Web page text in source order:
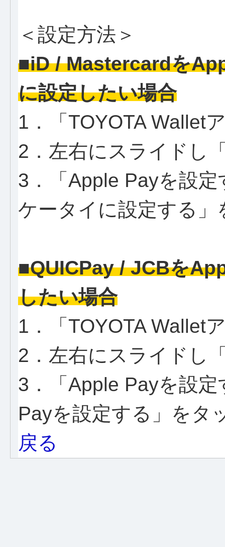
＜設定方法＞
■iD / Mastercardを
に設定したい場合
1．「TOYOTA Wallet
2．左右にスライドし
3．「Apple Payを設
ケータイに設定する
■QUICPay / JCBを
したい場合
1．「TOYOTA Wallet
2．左右にスライドし
3．「Apple Payを設
Payを設定する」をタ
戻る